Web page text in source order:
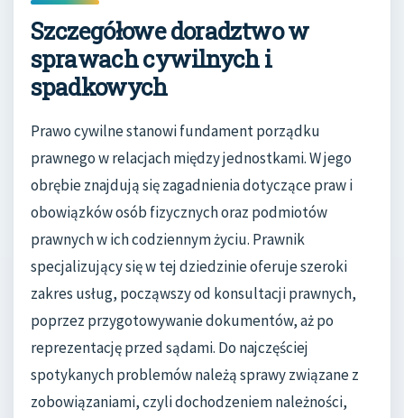
Szczegółowe doradztwo w
sprawach cywilnych i
spadkowych
Prawo cywilne stanowi fundament porządku
prawnego w relacjach między jednostkami. W jego
obrębie znajdują się zagadnienia dotyczące praw i
obowiązków osób fizycznych oraz podmiotów
prawnych w ich codziennym życiu. Prawnik
specjalizujący się w tej dziedzinie oferuje szeroki
zakres usług, począwszy od konsultacji prawnych,
poprzez przygotowywanie dokumentów, aż po
reprezentację przed sądami. Do najczęściej
spotykanych problemów należą sprawy związane z
zobowiązaniami, czyli dochodzeniem należności,